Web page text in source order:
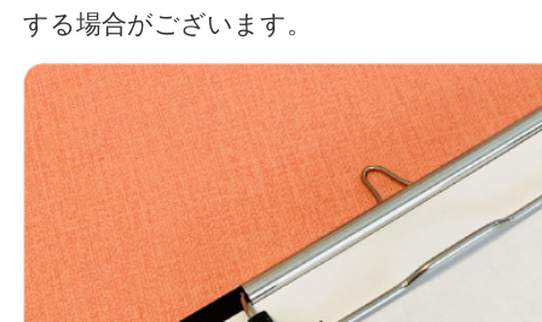
する場合がございます。